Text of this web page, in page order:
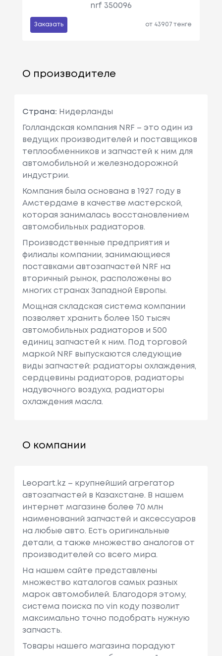
nrf 350096
Заказать от 43907 тенге
О производителе
Страна: Нидерланды
Голландская компания NRF – это один из
ведущих производителей и поставщиков
теплообменников и запчастей к ним для
автомобильной и железнодорожной
индустрии.
Компания была основана в 1927 году в
Амстердаме в качестве мастерской,
которая занималась восстановлением
автомобильных радиаторов.
Производственные предприятия и
филиалы компании, занимающиеся
поставками автозапчастей NRF на
вторичный рынок, расположены во
многих странах Западной Европы.
Мощная складская система компании
позволяет хранить более 150 тысяч
автомобильных радиаторов и 500
единиц запчастей к ним. Под торговой
маркой NRF выпускаются следующие
виды запчастей: радиаторы охлаждения,
сердцевины радиаторов, радиаторы
надувочного воздуха, радиаторы
охлаждения масла.
О компании
Leopart.kz – крупнейший агрегатор
автозапчастей в Казахстане. В нашем
интернет магазине более 70 млн
наименований запчастей и аксессуаров
на любые авто. Есть оригинальные
детали, а также множество аналогов от
производителей со всего мира.
На нашем сайте представлены
множество каталогов самых разных
марок автомобилей. Благодоря этому,
система поиска по vin коду позволит
максимально точно подобрать нужную
запчасть.
Товары нашего магазина порадуют